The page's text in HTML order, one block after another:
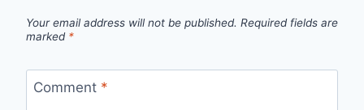
Your email address will not be published. Required fields are
marked *
Comment *